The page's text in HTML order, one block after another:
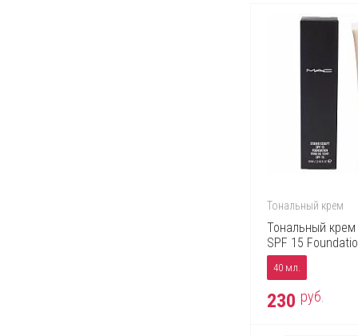
Тональный крем
Тональный крем
SPF 15
40 мл.
230 руб.